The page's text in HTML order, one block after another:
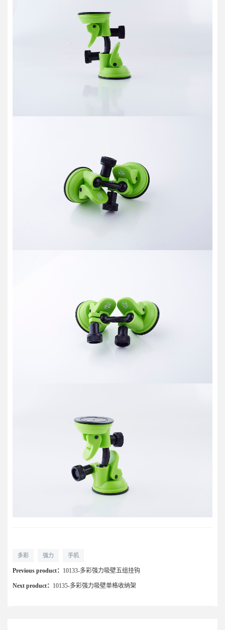
多彩 强力 手机
Previous product： 10133-多彩强力吸壁五组挂钩
Next product： 10135-多彩强力吸壁单格收纳架